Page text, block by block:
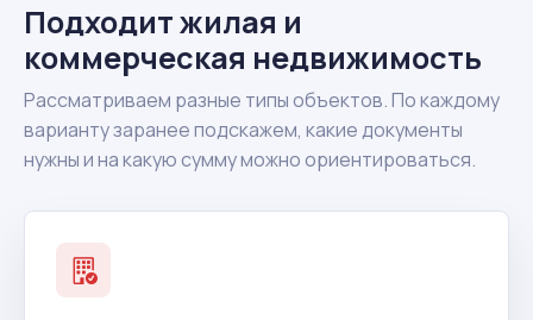
Подходит жилая и
коммерческая недвижимость
Рассматриваем разные типы объектов. По каждому
варианту заранее подскажем, какие документы
нужны и на какую сумму можно ориентироваться.